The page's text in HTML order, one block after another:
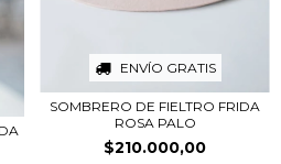
ENVÍO GRATIS
SOMBRERO DE FIELTRO FRIDA
ROSA PALO
$210.000,00